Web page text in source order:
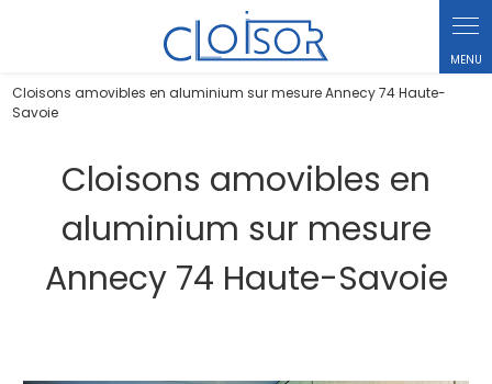
Cloisons amovibles en aluminium sur mesure Annecy 74 Haute-
Savoie
Cloisons amovibles en
aluminium sur mesure
Annecy 74 Haute-Savoie
Panneau de gestion des cookies